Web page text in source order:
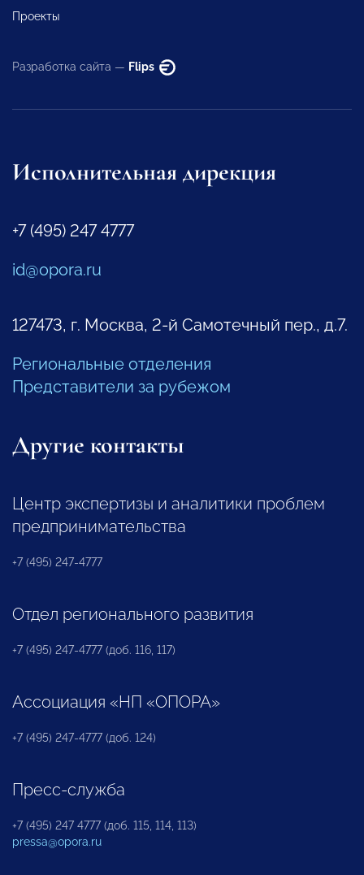
Проекты
Разработка сайта — Flips
Исполнительная дирекция
+7 (495) 247 4777
id@opora.ru
127473, г. Москва, 2-й Самотечный пер., д.7.
Региональные отделения
Представители за рубежом
Другие контакты
Центр экспертизы и аналитики проблем
предпринимательства
+7 (495) 247-4777
Отдел регионального развития
+7 (495) 247-4777 (доб. 116, 117)
Ассоциация «НП «ОПОРА»
+7 (495) 247-4777 (доб. 124)
Пресс-служба
+7 (495) 247 4777 (доб. 115, 114, 113)
pressa@opora.ru